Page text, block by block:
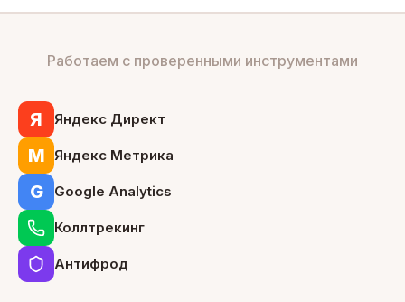
Работаем с проверенными инструментами
Я Яндекс Директ
М Яндекс Метрика
G Google Analytics
Коллтрекинг
Антифрод